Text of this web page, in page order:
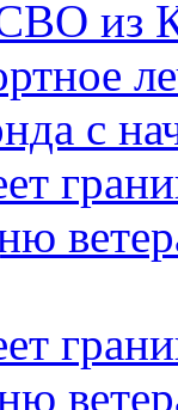
из
с